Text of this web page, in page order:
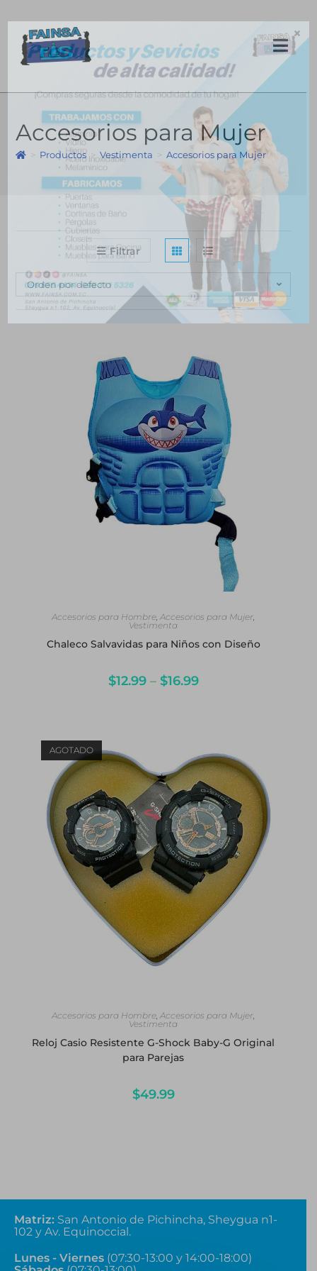
Accesorios para Mujer
> Productos > Vestimenta > Accesorios para Mujer
Filtrar
Orden por defecto
Accesorios para Hombre, Accesorios para Mujer,
Vestimenta
Chaleco Salvavidas para Niños con Diseño
$12.99 – $16.99
AGOTADO
Accesorios para Hombre Accesorios para Mujer
Vestimenta
Reloj Casio Resistente G-Shock Baby-G Original
para Parejas
$49.99
Matriz: San Antonio de Pichincha, Sheygua n1-
102 y Av. Equinoccial.
Lunes - Viernes (07:30-13:00 y 14:00-18:00)
×